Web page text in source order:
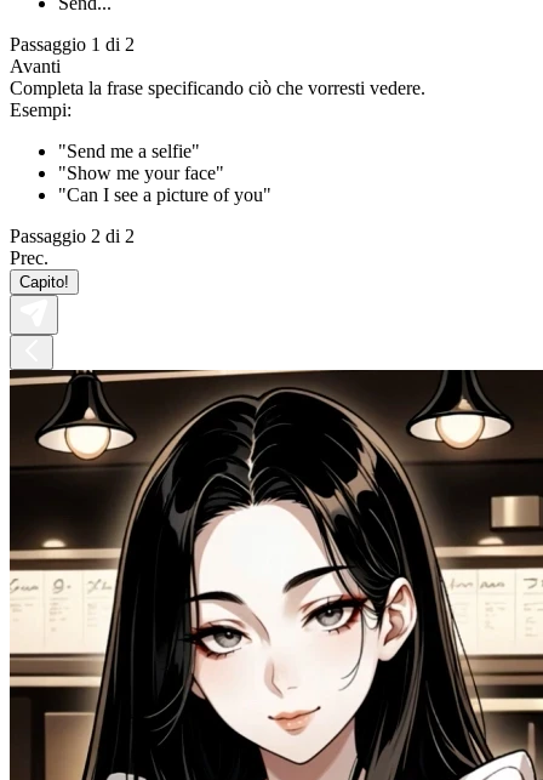
Passaggio 1 di 2
Avanti
Completa la frase specificando ciò che vorresti vedere.
Esempi:
"Send me a selfie"
"Show me your face"
"Can I see a picture of you"
Passaggio 2 di 2
Prec.
Capito!